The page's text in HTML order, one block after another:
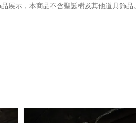
展示，本商品不含聖誕樹及其他道具飾品。